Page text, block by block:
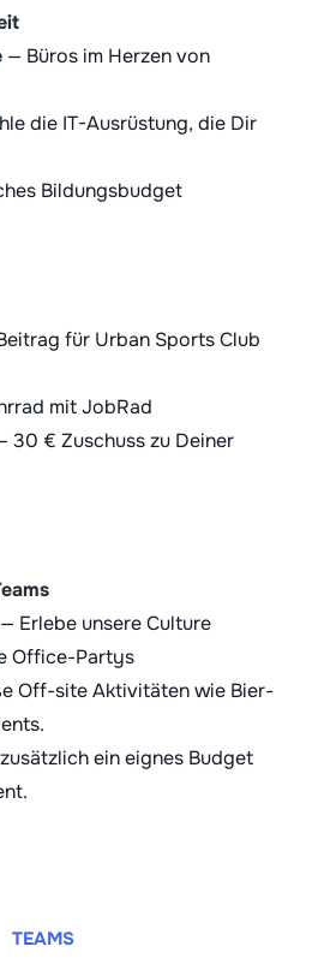
— Büros im Herzen von
die IT-Ausrüstung, die Dir
Bildungsbudget
für Urban Sports Club
mit JobRad
30 € Zuschuss zu Deiner
— Erlebe unsere Culture
Office-Partys
Off-site Aktivitäten wie Bier-
ein eignes Budget
TEAMS